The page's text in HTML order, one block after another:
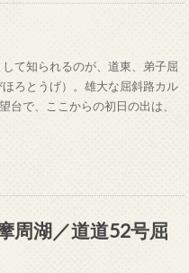
て知られるのが、道東、弟子屈
ろとうげ）。雄大な屈斜路カル
台で、ここからの初日の出は、
周湖／道道52号屈